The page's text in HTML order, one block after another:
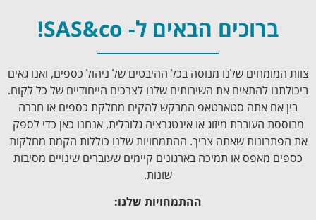
ברוכים הבאים ל- SAS&co!
צוות המומחים שלנו מנוסה בכל ההיבטים של ניהול כספים, ואנו גאים
ביכולתנו להתאים את השירותים שלנו לצרכים הייחודיים של כל לקוח.
בין אם אתה סטארטאפ המבקש להקים מחלקת כספים או חברה
מבוססת העוברת מיזוג או אינטגרציה גלובלית, אנחנו כאן כדי לספק
את הפתרונות שאתה צריך. ההתמחויות שלנו כוללות הקמת מחלקות
כספים מאפס או תמיכה בארגונים קיימים שעוברים שינויים מסיבות
שונות.
ההתמחויות שלנו: